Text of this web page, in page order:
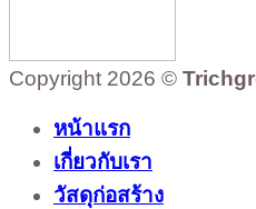
Copyright 2026 ©
หน้าแรก
เกี่ยวกับเรา
วัสดุก่อสร้าง